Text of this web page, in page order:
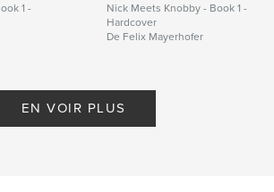
1 -
Nick Meets Knobby - Book 1 -
Hardcover
De Felix Mayerhofer
EN VOIR PLUS